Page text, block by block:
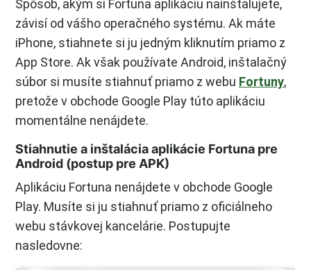
Spôsob, akým si Fortuna aplikáciu nainštalujete,
závisí od vášho operačného systému. Ak máte
iPhone, stiahnete si ju jedným kliknutím priamo z
App Store. Ak však používate Android, inštalačný
súbor si musíte stiahnuť priamo z webu Fortuny,
pretože v obchode Google Play túto aplikáciu
momentálne nenájdete.
Stiahnutie a inštalácia aplikácie Fortuna pre
Android (postup pre APK)
Aplikáciu Fortuna nenájdete v obchode Google
Play. Musíte si ju stiahnuť priamo z oficiálneho
webu stávkovej kancelárie. Postupujte
nasledovne: